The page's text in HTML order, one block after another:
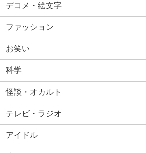
デコメ・絵文字
ファッション
お笑い
科学
怪談・オカルト
テレビ・ラジオ
アイドル